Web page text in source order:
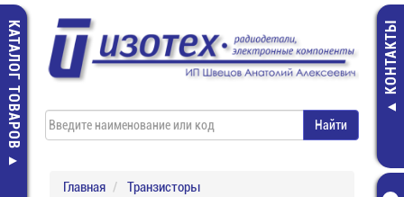
КАТАЛОГ ТОВАРОВ КОНТАКТЫ
Главная
Транзисторы